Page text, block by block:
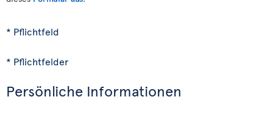
* Pflichtfeld
* Pflichtfelder
Persönliche Informationen